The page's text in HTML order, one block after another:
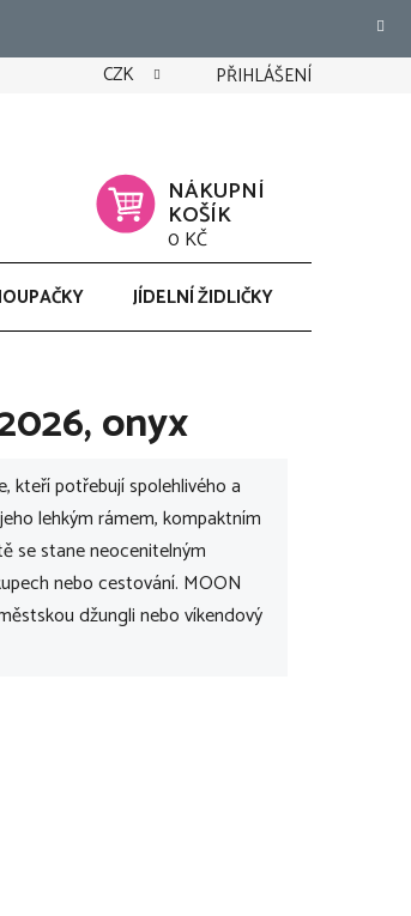
CZK PŘIHLÁŠENÍ
NÁKUPNÍ
KOŠÍK
0 KČ
JÍDELNÍ ŽIDLIČKY
onyx
kteří potřebují spolehlivého a
lehkým rámem, kompaktním
se stane neocenitelným
nebo cestování. MOON
džungli nebo víkendový